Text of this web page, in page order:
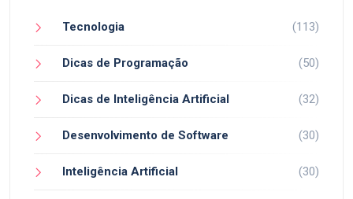
Tecnologia (113)
Dicas de Programação (50)
Dicas de Inteligência Artificial (32)
Desenvolvimento de Software (30)
Inteligência Artificial (30)